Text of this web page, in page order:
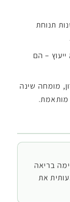
תנוחת
– הם
מומחה שינה
מותאמת.
בריאה
את